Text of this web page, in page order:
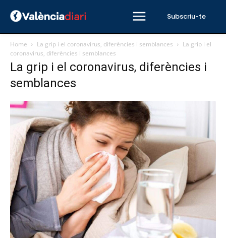
Subscriu-te
Home La grip i el coronavirus, diferències i semblances
La grip i el
coronavirus, diferències i semblances
La grip i el coronavirus, diferències i
semblances